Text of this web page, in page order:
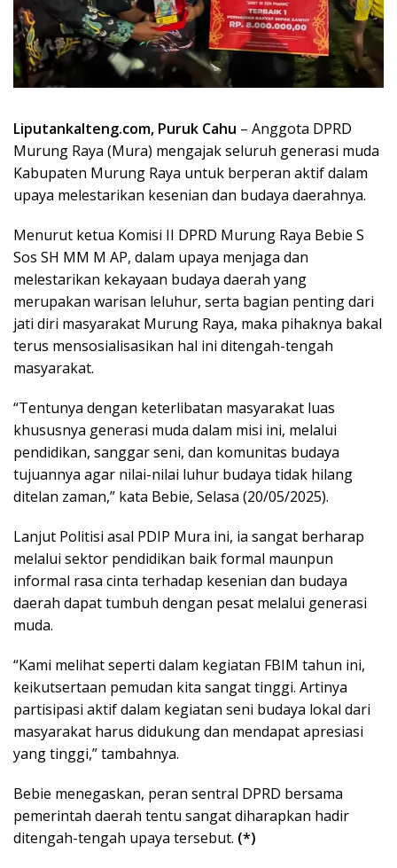
Liputankalteng.com, Puruk Cahu – Anggota DPRD
Murung Raya (Mura) mengajak seluruh generasi muda
Kabupaten Murung Raya untuk berperan aktif dalam
upaya melestarikan kesenian dan budaya daerahnya.
Menurut ketua Komisi II DPRD Murung Raya Bebie S
Sos SH MM M AP, dalam upaya menjaga dan
melestarikan kekayaan budaya daerah yang
merupakan warisan leluhur, serta bagian penting dari
jati diri masyarakat Murung Raya, maka pihaknya bakal
terus mensosialisasikan hal ini ditengah-tengah
masyarakat.
“Tentunya dengan keterlibatan masyarakat luas
khususnya generasi muda dalam misi ini, melalui
pendidikan, sanggar seni, dan komunitas budaya
tujuannya agar nilai-nilai luhur budaya tidak hilang
ditelan zaman,” kata Bebie, Selasa (20/05/2025).
Lanjut Politisi asal PDIP Mura ini, ia sangat berharap
melalui sektor pendidikan baik formal maunpun
informal rasa cinta terhadap kesenian dan budaya
daerah dapat tumbuh dengan pesat melalui generasi
muda.
“Kami melihat seperti dalam kegiatan FBIM tahun ini,
keikutsertaan pemudan kita sangat tinggi. Artinya
partisipasi aktif dalam kegiatan seni budaya lokal dari
masyarakat harus didukung dan mendapat apresiasi
yang tinggi,” tambahnya.
Bebie menegaskan, peran sentral DPRD bersama
pemerintah daerah tentu sangat diharapkan hadir
ditengah-tengah upaya tersebut. (*)